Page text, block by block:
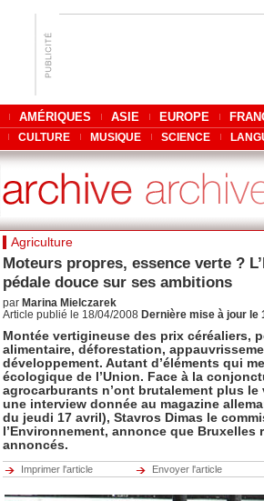
AMÉRIQUES ASIE EUROPE
CULTURE MUSIQUE SCIENCE
Agriculture
Moteurs propres, essence verte ?
pédale douce sur ses ambitions
par Marina Mielczarek
Article publié le 18/04/2008 Dernière mise à jour le
Montée vertigineuse des prix céréaliers,
alimentaire, déforestation,
développement. Autant d’éléments qui
écologique de l’Union. Face à la
agrocarburants n’ont brutalement plus le
une interview donnée au magazine
du jeudi 17 avril), Stavros Dimas le
l’Environnement, annonce que Bruxelles
annoncés.
Imprimer l'article Envoyer l'article